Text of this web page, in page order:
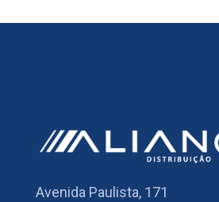
Avenida Paulista, 171